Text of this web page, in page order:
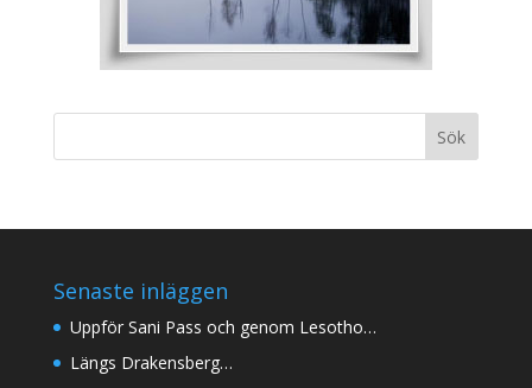
Senaste inläggen
Uppför Sani Pass och genom Lesotho…
Längs Drakensberg…